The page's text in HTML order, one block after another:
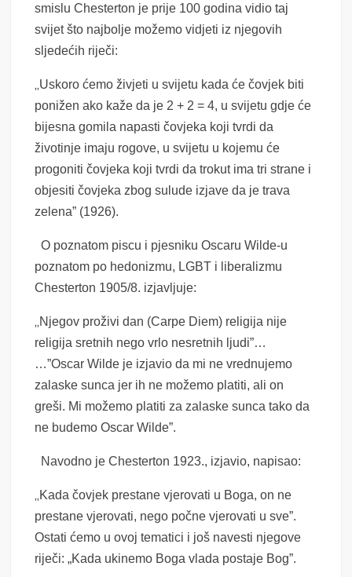
smislu Chesterton je prije 100 godina vidio taj
svijet što najbolje možemo vidjeti iz njegovih
sljedećih riječi:
Uskoro ćemo živjeti u svijetu kada će čovjek biti
ponižen ako kaže da je 2 + 2 = 4, u svijetu gdje će
bijesna gomila napasti čovjeka koji tvrdi da
životinje imaju rogove, u svijetu u kojemu će
progoniti čovjeka koji tvrdi da trokut ima tri strane i
objesiti čovjeka zbog sulude izjave da je trava
zelena” (1926).
O poznatom piscu i pjesniku Oscaru Wilde-u
poznatom po hedonizmu, LGBT i liberalizmu
Chesterton 1905/8. izjavljuje:
Njegov proživi dan (Carpe Diem) religija nije
religija sretnih nego vrlo nesretnih ljudi”…
…”Oscar Wilde je izjavio da mi ne vrednujemo
zalaske sunca jer ih ne možemo platiti, ali on
greši. Mi možemo platiti za zalaske sunca tako da
ne budemo Oscar Wilde”.
Navodno je Chesterton 1923., izjavio, napisao:
Kada čovjek prestane vjerovati u Boga, on ne
prestane vjerovati, nego počne vjerovati u sve”.
Ostati ćemo u ovoj tematici i još navesti njegove
riječi: „Kada ukinemo Boga vlada postaje Bog”.